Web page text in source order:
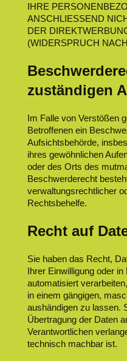
IHRE
ANSCHLIESSEND
DER
(WIDERSPRUCH
zuständigen
Im Falle von Verstößen
Betroffenen ein
Aufsichtsbehörde,
ihres gewöhnlichen
oder des Orts des
Beschwerderecht
verwaltungsrechtlicher
Rechtsbehelfe.
Recht auf
Sie haben das Recht,
Ihrer Einwilligung oder
automatisiert
in einem gängigen,
aushändigen zu lassen.
Übertragung der Daten
Verantwortlichen
technisch machbar ist.